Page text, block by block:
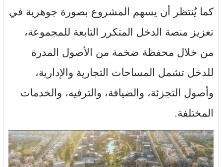
كما يُنتظر أن يسهم المشروع بصورة جوهرية في
تعزيز منصة الدخل المتكرر التابعة للمجموعة،
من خلال محفظة ضخمة من الأصول المدرة
للدخل تشمل المساحات التجارية والإدارية،
وأصول التجزئة، والضيافة، والترفيه، والخدمات
المختلفة.